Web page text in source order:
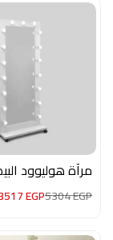
مرآة هوليوود
مزودة بعجل M02106
5304EGP
EGP